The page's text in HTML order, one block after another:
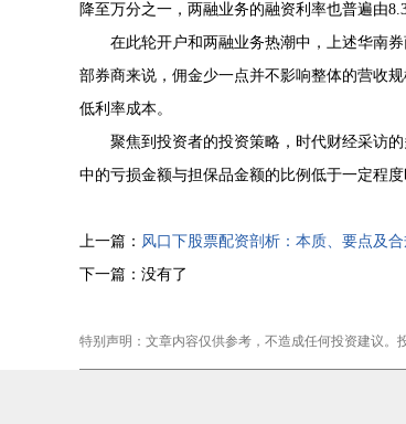
降至万分之一，两融业务的融资利率也普遍由
在此轮开户和两融业务热潮中，上述华南
部券商来说，佣金少一点并不影响整体的营收
低利率成本。
聚焦到投资者的投资策略，时代财经采访
中的亏损金额与担保品金额的比例低于一定程
上一篇： 风口下股票配资剖析：本质、要点及
下一篇：没有了
特别声明：文章内容仅供参考，不造成任何投资建议。